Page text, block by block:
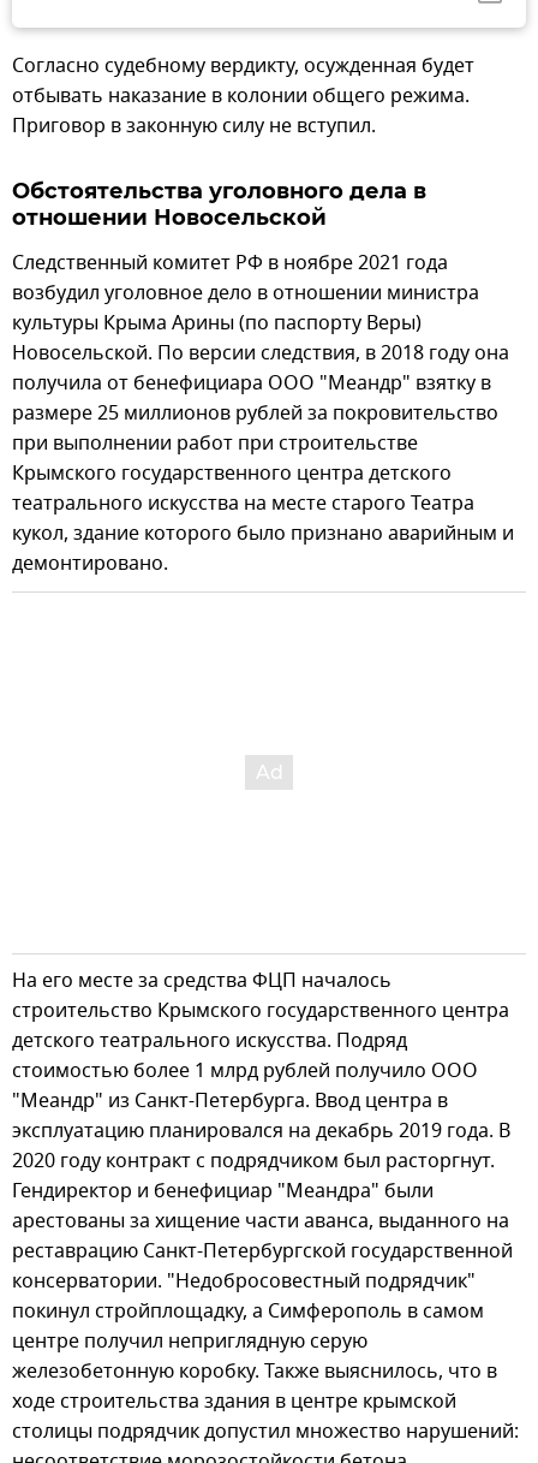
Согласно судебному вердикту, осужденная будет
отбывать наказание в колонии общего режима.
Приговор в законную силу не вступил.
Обстоятельства уголовного дела в
отношении Новосельской
Следственный комитет РФ в ноябре 2021 года
возбудил уголовное дело в отношении министра
культуры Крыма Арины (по паспорту Веры)
Новосельской. По версии следствия, в 2018 году она
получила от бенефициара ООО "Меандр" взятку в
размере 25 миллионов рублей за покровительство
при выполнении работ при строительстве
Крымского государственного центра детского
театрального искусства на месте старого Театра
кукол, здание которого было признано аварийным и
демонтировано.
На его месте за средства ФЦП началось
строительство Крымского государственного центра
детского театрального искусства. Подряд
стоимостью более 1 млрд рублей получило ООО
"Меандр" из Санкт-Петербурга. Ввод центра в
эксплуатацию планировался на декабрь 2019 года. В
2020 году контракт с подрядчиком был расторгнут.
Гендиректор и бенефициар "Меандра" были
арестованы за хищение части аванса, выданного на
реставрацию Санкт-Петербургской государственной
консерватории. "Недобросовестный подрядчик"
покинул стройплощадку, а Симферополь в самом
центре получил неприглядную серую
железобетонную коробку. Также выяснилось, что в
ходе строительства здания в центре крымской
столицы подрядчик допустил множество нарушений: